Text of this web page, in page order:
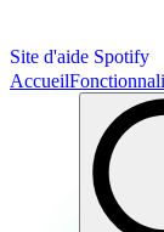
Site d'aide Spotify
Accueil